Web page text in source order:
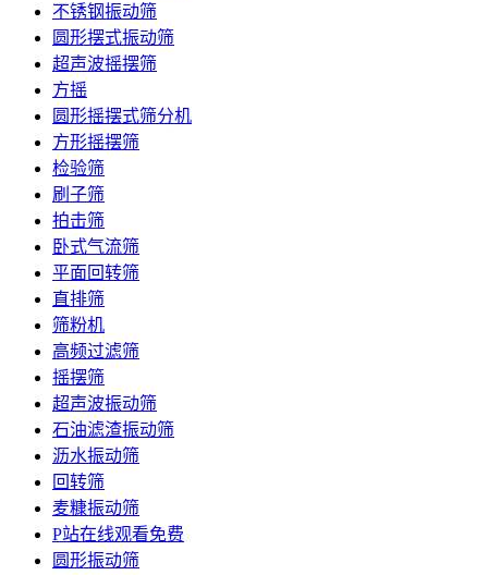
不锈钢振动筛
圆形摆式振动筛
超声波摇摆筛
方摇
圆形摇摆式筛分机
方形摇摆筛
检验筛
刷子筛
拍击筛
卧式气流筛
平面回转筛
直排筛
筛粉机
高频过滤筛
摇摆筛
超声波振动筛
石油滤渣振动筛
沥水振动筛
回转筛
麦糠振动筛
P站在线观看免费
圆形振动筛